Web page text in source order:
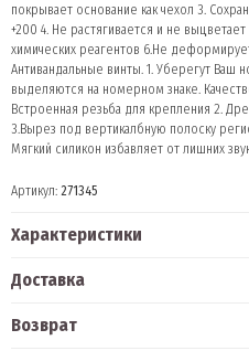
покрывает основание как чехол 3.
+200 4. Не растягивается и не
химических реагентов 6.Не
Антивандальные винты. 1. Уберегут Ваш
выделяются на номерном знаке.
Встроенная резьба для крепления 2.
3.Вырез под вертикалбную полоску
Мягкий силикон избавляет от лишних
Артикул: 271345
Характеристики
Доставка
Возврат